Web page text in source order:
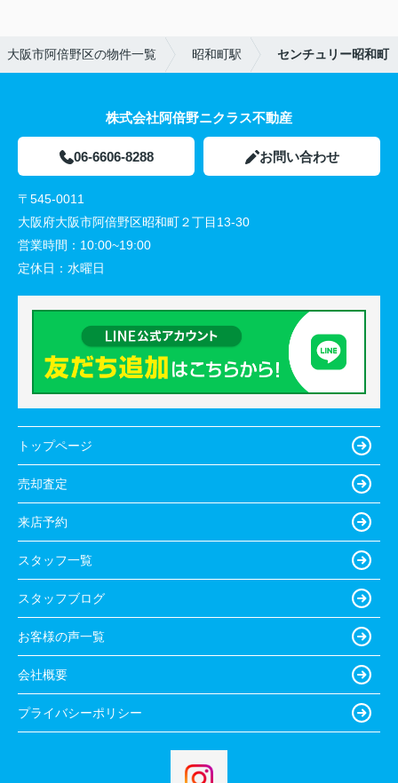
大阪市阿倍野区の物件一覧 昭和町駅 センチュリー昭和町
株式会社阿倍野ニクラス不動産
06-6606-8288 お問い合わせ
〒545-0011
大阪府大阪市阿倍野区昭和町２丁目13-30
営業時間： 10:00~19:00
定休日： 水曜日
トップページ
売却査定
来店予約
スタッフ一覧
スタッフブログ
お客様の声一覧
会社概要
プライバシーポリシー